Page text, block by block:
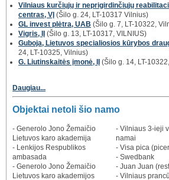
Vilniaus kurčiųjų ir neprigirdinčiųjų
centras, VĮ (Šilo g. 24, LT-10317 Vilnius)
GL invest plėtra, UAB (Šilo g. 7, LT-10322,
Vigris, IĮ (Šilo g. 13, LT-10317, VILNIUS)
Guboja, Lietuvos specialiosios kūrybos
24, LT-10325, Vilnius)
G. Liutinskaitės įmonė, IĮ (Šilo g. 14, LT-
Daugiau...
Objektai netoli šio namo
- Generolo Jono Žemaičio
Lietuvos karo akademija
- Lenkijos Respublikos
ambasada
- Generolo Jono Žemaičio
Lietuvos karo akademijos
- Vilniaus 3-ieji
namai
- Visa pica
- Swedbank
- Juan Juan
- Vilniaus